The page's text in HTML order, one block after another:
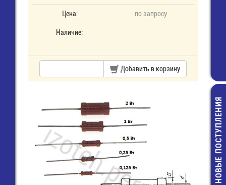
236-100
крышка
НОВЫЕ ПОСТУПЛЕНИЯ
Цена: по запросу
Наличие:
Добавить в корзину